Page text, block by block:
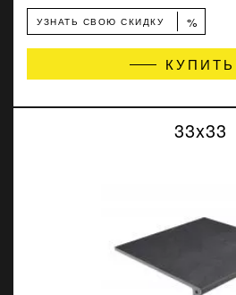
УЗНАТЬ СВОЮ СКИДКУ %
КУПИТЬ
33x33